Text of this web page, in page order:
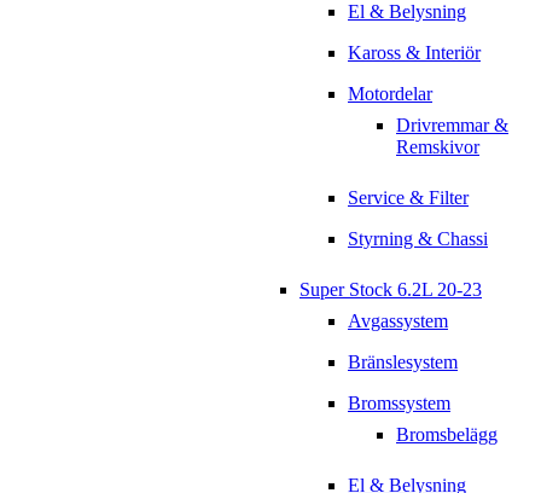
El & Belysning
Kaross & Interiör
Motordelar
Drivremmar &
Remskivor
Service & Filter
Styrning & Chassi
Super Stock 6.2L 20-23
Avgassystem
Bränslesystem
Bromssystem
Bromsbelägg
El & Belysning